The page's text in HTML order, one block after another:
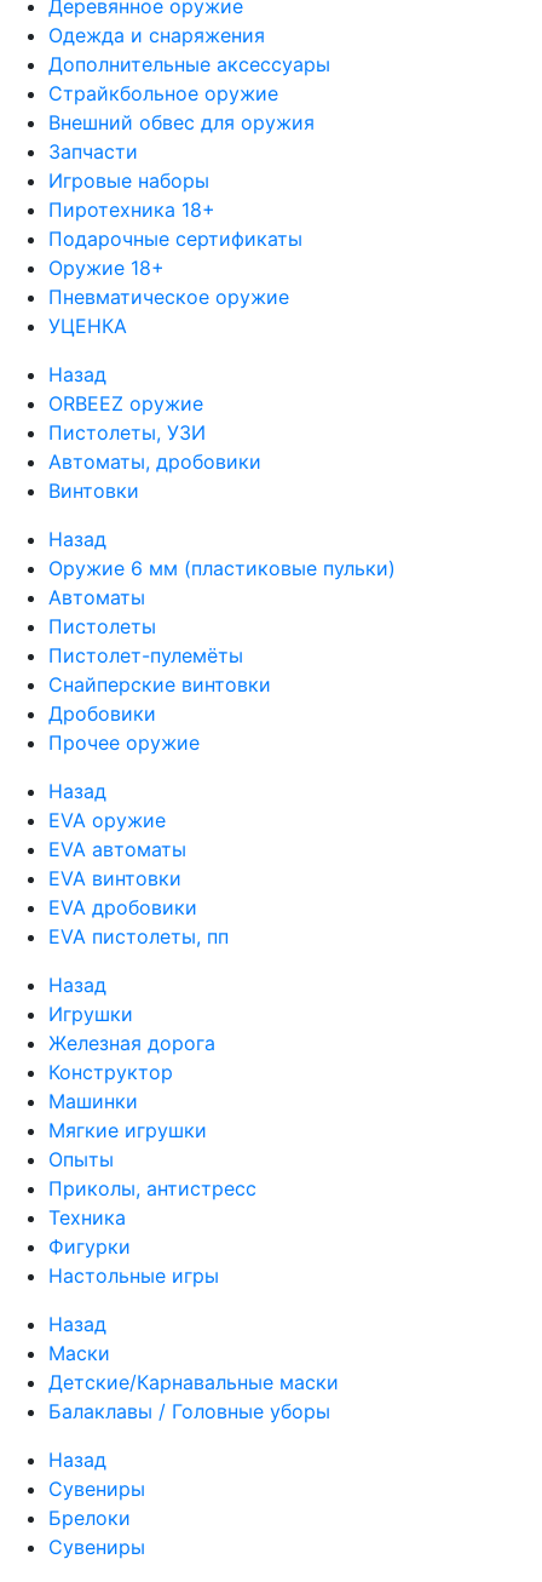
Деревянное оружие
Одежда и снаряжения
Дополнительные аксессуары
Страйкбольное оружие
Внешний обвес для оружия
Запчасти
Игровые наборы
Пиротехника 18+
Подарочные сертификаты
Оружие 18+
Пневматическое оружие
УЦЕНКА
Назад
ORBEEZ оружие
Пистолеты, УЗИ
Автоматы, дробовики
Винтовки
Назад
Оружие 6 мм (пластиковые пульки)
Автоматы
Пистолеты
Пистолет-пулемёты
Снайперские винтовки
Дробовики
Прочее оружие
Назад
EVA оружие
EVA автоматы
EVA винтовки
EVA дробовики
EVA пистолеты, пп
Назад
Игрушки
Железная дорога
Конструктор
Машинки
Мягкие игрушки
Опыты
Приколы, антистресс
Техника
Фигурки
Настольные игры
Назад
Маски
Детские/Карнавальные маски
Балаклавы / Головные уборы
Назад
Сувениры
Брелоки
Сувениры